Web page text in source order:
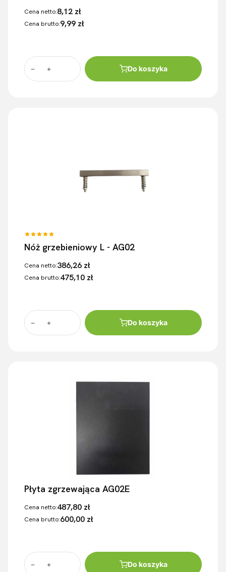
Cena netto:8,12 zł
Cena brutto:9,99 zł
Do koszyka
Nóż grzebieniowy L - AG02
Cena netto:386,26 zł
Cena brutto:475,10 zł
Do koszyka
Płyta zgrzewająca AG02E
Cena netto:487,80 zł
Cena brutto:600,00 zł
Do koszyka